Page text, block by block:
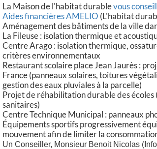
La Maison de l'habitat durablevous
Aides financières AMELIO (L'habitat
Aménagement des bâtiments de la ville
La Fileuse : isolation thermique et
Centre Arago : isolation thermique,
critères environnementaux
Restaurant scolaire place Jean Jaurès :
France (panneaux solaires, toitures
gestion des eaux pluviales à la parcelle)
Projet de réhabilitation durable des
sanitaires)
Centre Technique Municipal : panneaux
Équipements sportifs progressivement
mouvement afin de limiter la
Un Conseiller, Monsieur Benoit Nicolas